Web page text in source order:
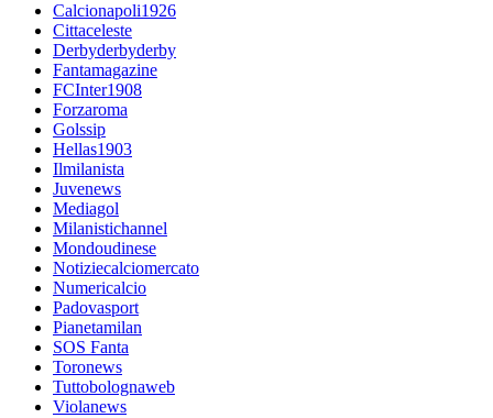
Calcionapoli1926
Cittaceleste
Derbyderbyderby
Fantamagazine
FCInter1908
Forzaroma
Golssip
Hellas1903
Ilmilanista
Juvenews
Mediagol
Milanistichannel
Mondoudinese
Notiziecalciomercato
Numericalcio
Padovasport
Pianetamilan
SOS Fanta
Toronews
Tuttobolognaweb
Violanews